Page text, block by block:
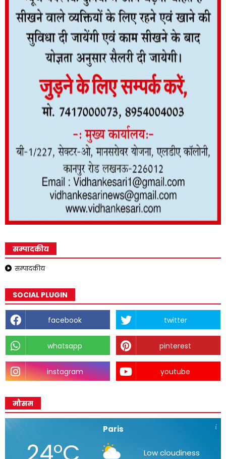
सम्पादकीय
सम्पादकीय
SOCIAL PLUGIN
facebook twitter
whatsapp pinterest
instagram youtube
मौसम
Paris
Low cloudiness